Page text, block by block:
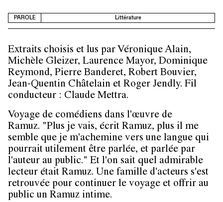
PAROLE Littérature
Extraits choisis et lus par Véronique Alain,
Michèle Gleizer, Laurence Mayor, Dominique
Reymond, Pierre Banderet, Robert Bouvier,
Jean-Quentin Châtelain et Roger Jendly. Fil
conducteur : Claude Mettra.
Voyage de comédiens dans l'œuvre de
Ramuz. "Plus je vais, écrit Ramuz, plus il me
semble que je m'achemine vers une langue qui
pourrait utilement être parlée, et parlée par
l'auteur au public." Et l'on sait quel admirable
lecteur était Ramuz. Une famille d'acteurs s'est
retrouvée pour continuer le voyage et offrir au
public un Ramuz intime.